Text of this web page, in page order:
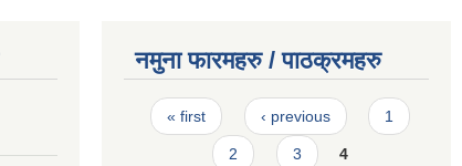
नमुना फारमहरु / पाठक्रमहरु
Pages
« first ‹ previous 1
2 3 4